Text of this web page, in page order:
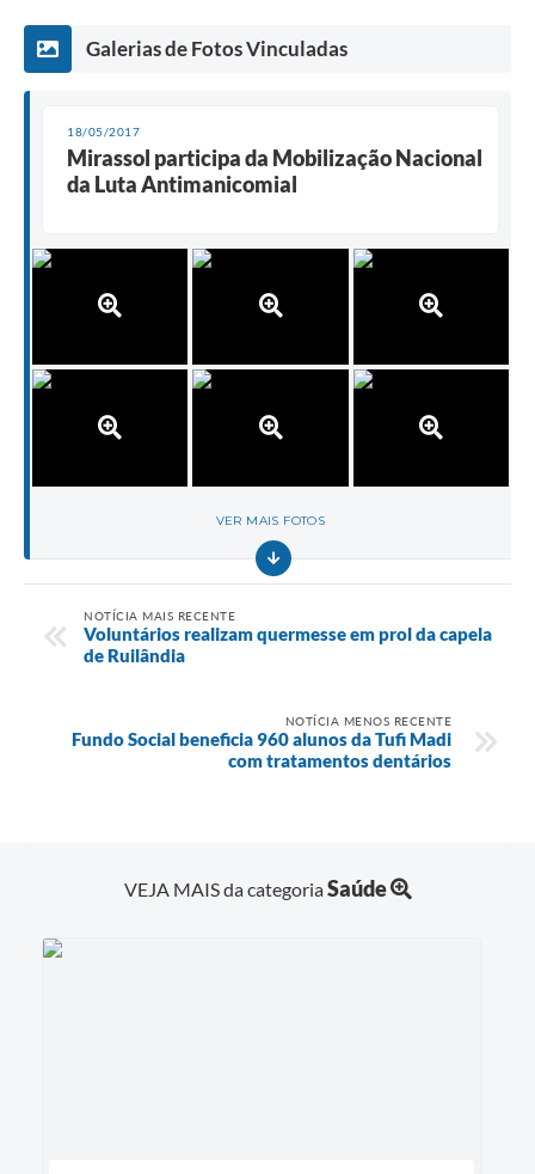
Galerias de Fotos Vinculadas
18/05/2017
Mirassol participa da Mobilização Nacional
da Luta Antimanicomial
VER MAIS FOTOS
NOTÍCIA MAIS RECENTE
Voluntários realizam quermesse em prol da capela
de Ruilândia
NOTÍCIA MENOS RECENTE
Fundo Social beneficia 960 alunos da Tufi Madi
com tratamentos dentários
VEJA MAIS da categoriaSaúde